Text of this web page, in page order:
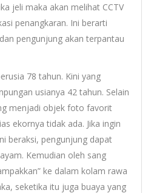
jeli maka akan melihat CCTV
penangkaran. Ini berarti
pengunjung akan terpantau
78 tahun. Kini yang
usianya 42 tahun. Selain
menjadi objek foto favorit
ekornya tidak ada. Jika ingin
beraksi, pengunjung dapat
Kemudian oleh sang
ke dalam kolam rawa
seketika itu juga buaya yang